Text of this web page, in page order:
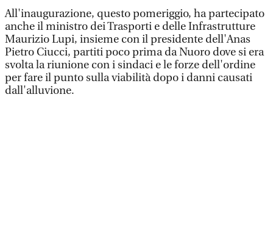
All'inaugurazione, questo pomeriggio, ha partecipato
anche il ministro dei Trasporti e delle Infrastrutture
Maurizio Lupi, insieme con il presidente dell'Anas
Pietro Ciucci, partiti poco prima da Nuoro dove si era
svolta la riunione con i sindaci e le forze dell'ordine
per fare il punto sulla viabilità dopo i danni causati
dall'alluvione.